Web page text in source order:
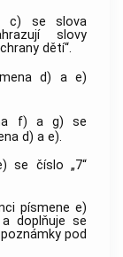
c) se slova
slovy
dětí“.
d) a e)
f) a g) se
d) a e).
se číslo „7“
písmene e)
doplňuje se
pod